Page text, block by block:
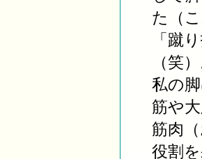
た（
「蹴
（笑
私の
筋や
筋肉
役割